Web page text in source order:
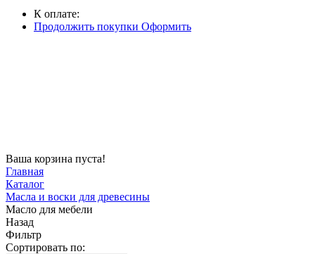
К оплате:
Продолжить покупки Оформить
Ваша корзина пуста!
Главная
Каталог
Масла и воски для древесины
Масло для мебели
Назад
Фильтр
Сортировать по: